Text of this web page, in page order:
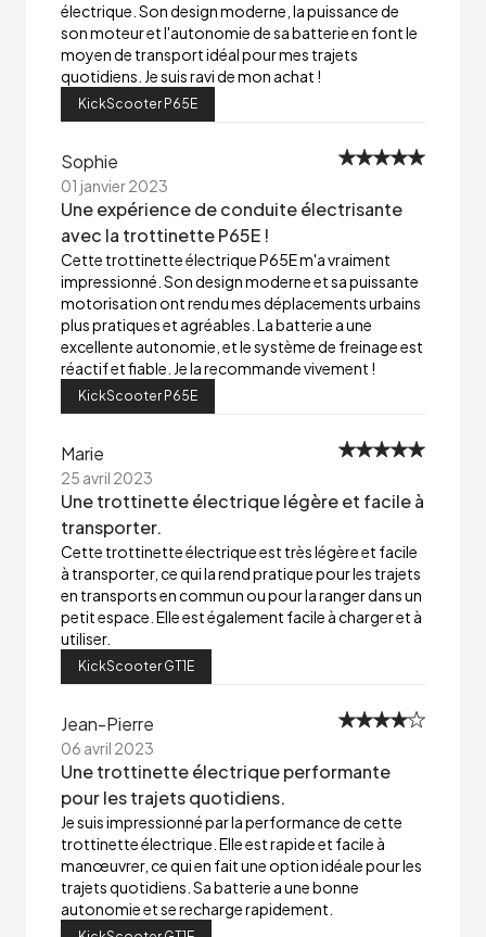
électrique. Son design moderne, la puissance de
son moteur et l'autonomie de sa batterie en font le
moyen de transport idéal pour mes trajets
quotidiens. Je suis ravi de mon achat !
KickScooter P65E
Sophie
01 janvier 2023
Une expérience de conduite électrisante
avec la trottinette P65E !
Cette trottinette électrique P65E m'a vraiment
impressionné. Son design moderne et sa puissante
motorisation ont rendu mes déplacements urbains
plus pratiques et agréables. La batterie a une
excellente autonomie, et le système de freinage est
réactif et fiable. Je la recommande vivement !
KickScooter P65E
Marie
25 avril 2023
Une trottinette électrique légère et facile à
transporter.
Cette trottinette électrique est très légère et facile
à transporter, ce qui la rend pratique pour les trajets
en transports en commun ou pour la ranger dans un
petit espace. Elle est également facile à charger et à
utiliser.
KickScooter GT1E
Jean-Pierre
06 avril 2023
Une trottinette électrique performante
pour les trajets quotidiens.
Je suis impressionné par la performance de cette
trottinette électrique. Elle est rapide et facile à
manœuvrer, ce qui en fait une option idéale pour les
trajets quotidiens. Sa batterie a une bonne
autonomie et se recharge rapidement.